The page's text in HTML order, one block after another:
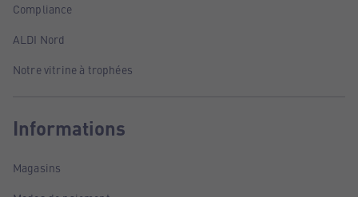
Compliance
ALDI Nord
Notre vitrine à trophées
Informations
Magasins